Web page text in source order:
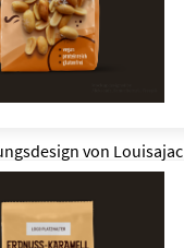
von Louisajac